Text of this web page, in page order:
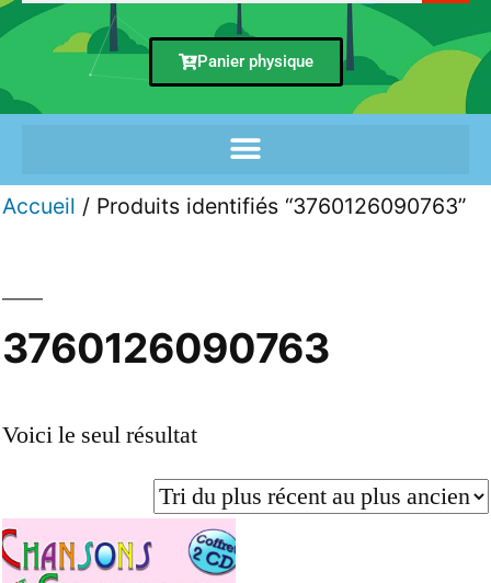
Panier physique
Accueil / Produits identifiés “3760126090763”
3760126090763
Voici le seul résultat